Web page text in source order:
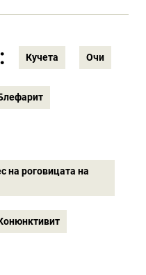
Кучета Очи
на роговицата на